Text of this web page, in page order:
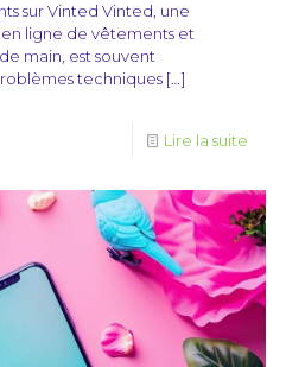
sur Vinted Vinted, une
ligne de vêtements et
main, est souvent
techniques […]
Lire la suite